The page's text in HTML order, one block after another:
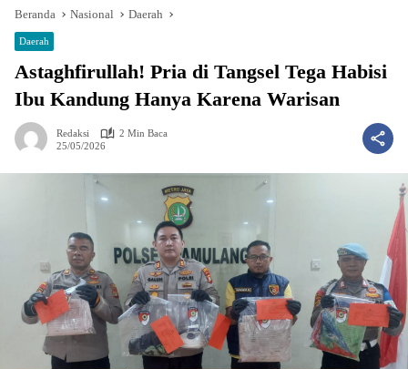
Beranda Nasional Daerah
Daerah
Astaghfirullah! Pria di Tangsel Tega Habisi
Ibu Kandung Hanya Karena Warisan
Redaksi
2 Min Baca
25/05/2026